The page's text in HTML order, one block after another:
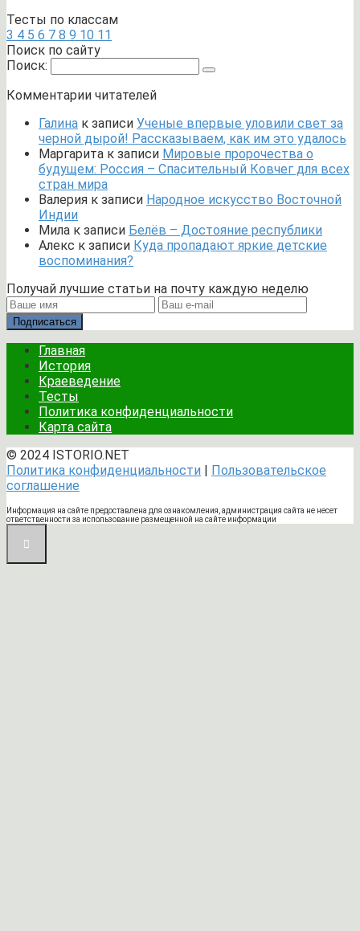
Тесты по классам
3 4 5 6 7 8 9 10 11
Поиск по сайту
Поиск:
Комментарии читателей
Галина к записи Ученые впервые уловили свет за
черной дырой! Рассказываем, как им это удалось
Маргарита к записи Мировые пророчества о
будущем: Россия – Спасительный Ковчег для всех
стран мира
Валерия к записи Народное искусство Восточной
Индии
Мила к записи Белёв – Достояние республики
Алекс к записи Куда пропадают яркие детские
воспоминания?
Получай лучшие статьи на почту каждую неделю
Подписаться
Главная
История
Краеведение
Тесты
Политика конфиденциальности
Карта сайта
© 2024 ISTORIO.NET
Политика конфиденциальности | Пользовательское
соглашение
Информация на сайте предоставлена для ознакомления, администрация сайта не несет
ответственности за использование размещенной на сайте информации